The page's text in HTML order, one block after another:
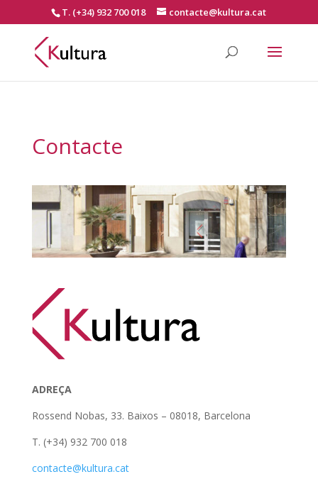
T. (+34) 932 700 018 contacte@kultura.cat
Contacte
ADREÇA
Rossend Nobas, 33. Baixos – 08018, Barcelona
T. (+34) 932 700 018
contacte@kultura.cat